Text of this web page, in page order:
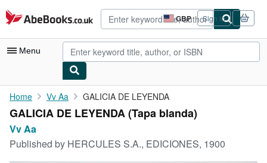
Skip to main content
AbeBooks.co.uk GBP
Site
shopping
preferences
Sign in
Menu
My Account
My Purchases
Home Vv Aa GALICIA DE LEYENDA
GALICIA DE LEYENDA (Tapa blanda)
Vv Aa
Published by HERCULES S.A., EDICIONES, 1900